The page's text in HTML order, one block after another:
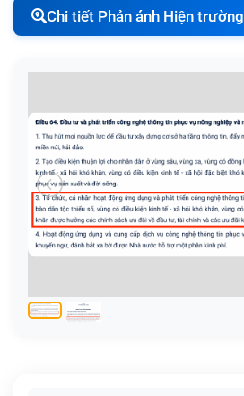
Chi tiết Phản ánh Hiện trường